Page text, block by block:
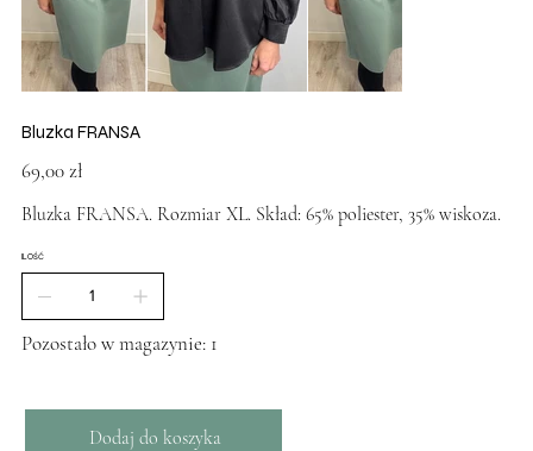
Bluzka FRANSA
Cena
69,00 zł
Bluzka FRANSA. Rozmiar XL. Skład: 65% poliester, 35% wiskoza.
ILOŚĆ
Pozostało w magazynie: 1
Dodaj do koszyka